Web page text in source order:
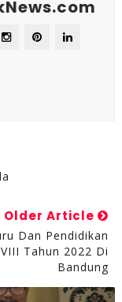
Older Article
Dan Pendidikan
Tahun 2022 Di
Bandung